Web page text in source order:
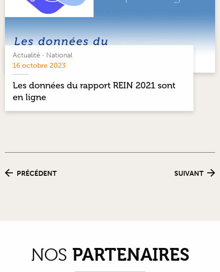
Actualité · National
16 octobre 2023
Les données du rapport REIN 2021 sont
en ligne
PRÉCÉDENT SUIVANT
NOS PARTENAIRES